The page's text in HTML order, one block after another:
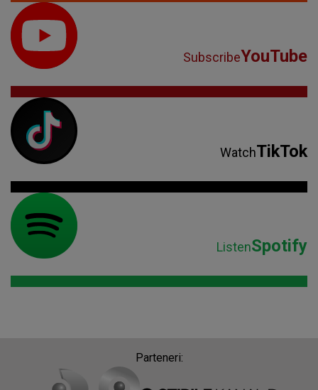
SubscribeYouTube
WatchTikTok
ListenSpotify
Parteneri: